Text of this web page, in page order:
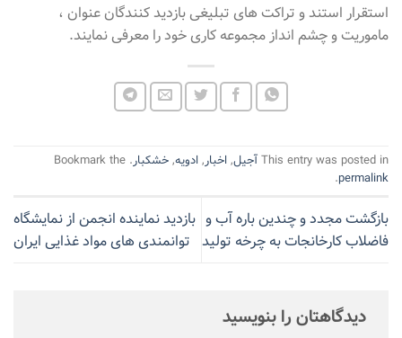
استقرار استند و تراکت های تبلیغی بازدید کنندگان عنوان ،
ماموریت و چشم انداز مجموعه کاری خود را معرفی نمایند.
This entry was posted in آجیل, اخبار, ادویه, خشکبار. Bookmark the
permalink
.
بازگشت مجدد و چندین باره آب و
فاضلاب کارخانجات به چرخه تولید
بازدید نماینده انجمن از نمایشگاه
توانمندی های مواد غذایی ایران
دیدگاهتان را بنویسید